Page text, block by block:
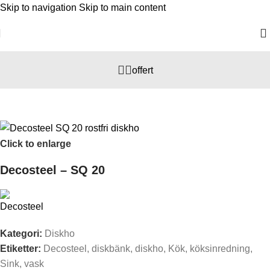
Skip to navigation Skip to main content
offert
Click to enlarge
Decosteel – SQ 20
Kategori: Diskho
Etiketter: Decosteel , diskbänk, diskho, Kök, köksinredning,
Sink, vask